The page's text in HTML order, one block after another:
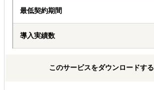
最低契約期間
導入実績数
このサービスをダウンロードする